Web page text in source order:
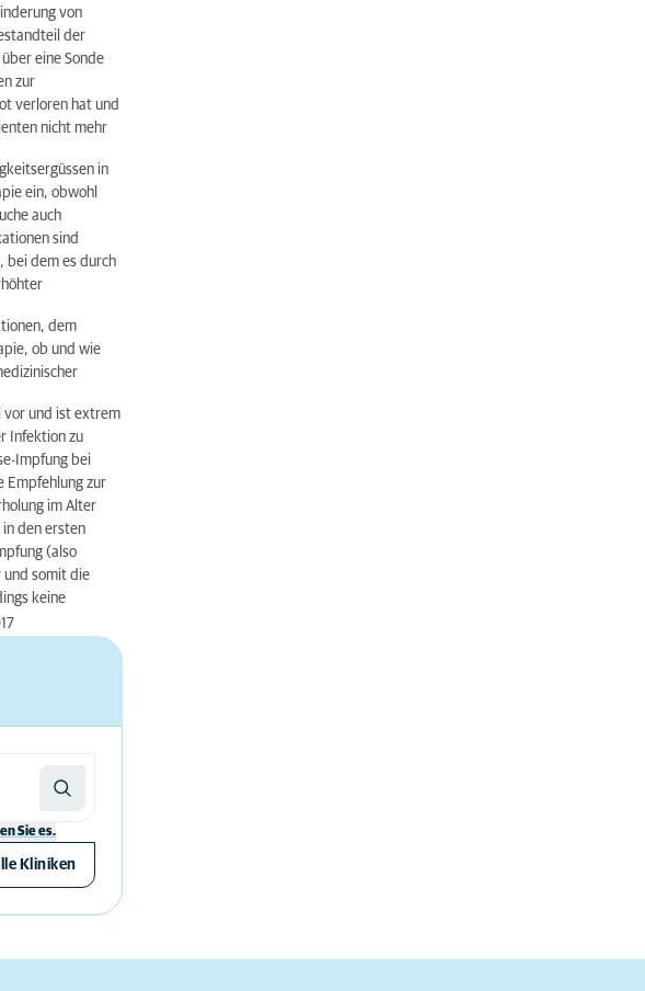
von
der
eine Sonde
zur
verloren hat und
nicht mehr
in
ein, obwohl
auch
sind
bei dem es durch
dem
ob und wie
vor und ist extrem
Infektion zu
Impfung bei
Empfehlung zur
im Alter
in den ersten
(also
und somit die
keine
Sie es.
Kliniken